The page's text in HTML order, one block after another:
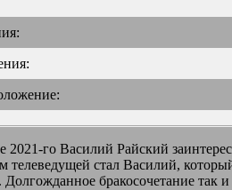
2021-го Василий Райский
телеведущей стал Василий,
бракосочетание так и